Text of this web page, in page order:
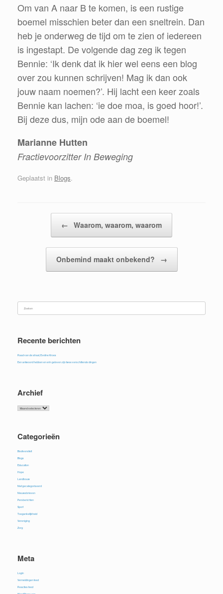
Om van A naar B te komen, is een rustige
boemel misschien beter dan een sneltrein. Dan
heb je onderweg de tijd om te zien of iedereen
is ingestapt. De volgende dag zeg ik tegen
Bennie: ‘Ik denk dat ik hier wel eens een blog
over zou kunnen schrijven! Mag ik dan ook
jouw naam noemen?’. Hij lacht een keer zoals
Bennie kan lachen: ‘ie doe moa, is goed hoor!’.
Bij deze dus, mijn ode aan de boemel!
Marianne Hutten
Fractievoorzitter In Beweging
Geplaatst in Blogs.
← Waarom, waarom, waarom
Onbemind maakt onbekend? →
Zoeken
Recente berichten
Raad van de straat, Eveline Kroes
Een antwoord hebben en erin geloven zijn twee verschillende dingen
Archief
Categorieën
Biodiversiteit
Blogs
Education
Hope
Landbouw
Niet gecategoriseerd
Nieuwsbrieven
Persberichten
Sport
Toegankelijkheid
Vereniging
Zorg
Meta
Login
Vermeldingen feed
Reacties feed